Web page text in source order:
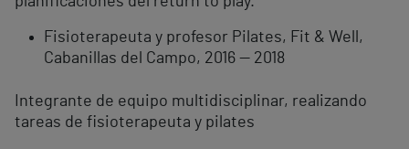
Fisioterapeuta y profesor Pilates, Fit & Well,
Cabanillas del Campo, 2016 — 2018
Integrante de equipo multidisciplinar, realizando
tareas de fisioterapeuta y pilates